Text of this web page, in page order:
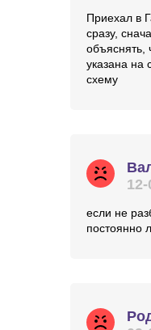
Приехал в
сразу,
объяснять,
указана на
схему
если не
постоянно